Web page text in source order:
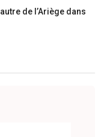
de l’Ariège dans